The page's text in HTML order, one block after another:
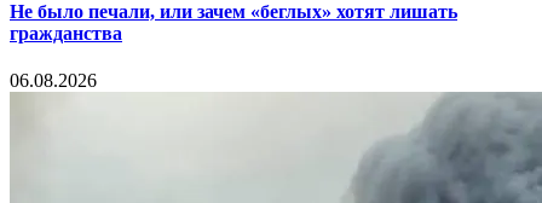
Не было печали, или зачем «беглых» хотят лишать
гражданства
06.08.2026